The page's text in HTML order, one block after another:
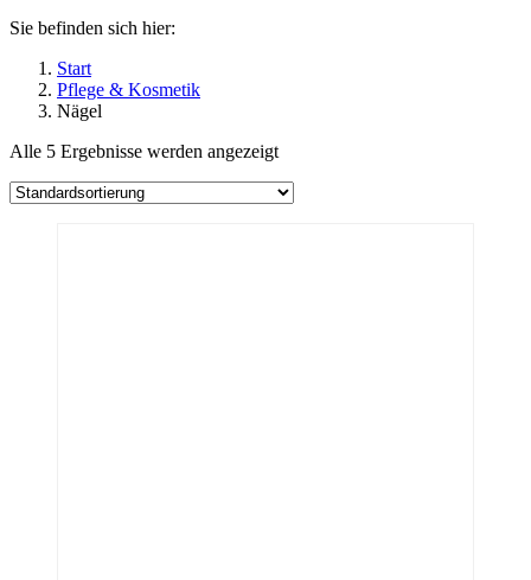
Sie befinden sich hier:
Start
Pflege & Kosmetik
Nägel
Alle 5 Ergebnisse werden angezeigt